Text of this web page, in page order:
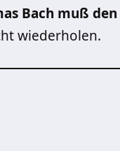
Bach muß den
wiederholen.